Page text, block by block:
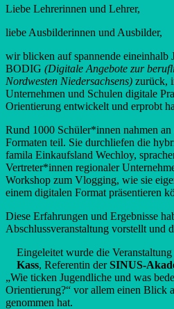
Liebe Lehrerinnen und Lehrer,
liebe Ausbilderinnen und Ausbilder,
wir blicken auf spannende eineinhalb
BODIG (Digitale Angebote zur
Nordwesten Niedersachsens) zurück,
Unternehmen und Schulen digitale
Orientierung entwickelt und erprobt
Rund 1000 Schüler*innen nahmen
Formaten teil. Sie durchliefen die
famila Einkaufsland Wechloy,
Vertreter*innen regionaler
Workshop zum Vlogging, wie sie
einem digitalen Format präsentieren
Diese Erfahrungen und Ergebnisse
Abschlussveranstaltung vorstellt und
Eingeleitet wurde die
Kass, Referentin derSINUS-
„Wie ticken Jugendliche und was
Orientierung?“ vor allem einen Blick
genommen hat.